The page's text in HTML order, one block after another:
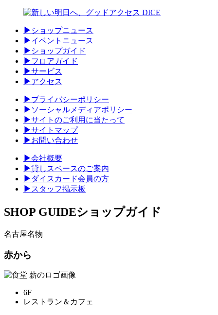
▶ ショップニュース
▶イベントニュース
▶ ショップガイド
▶フロアガイド
▶サービス
▶アクセス
▶プライバシーポリシー
▶ ソーシャルメディアポリシー
▶サイトのご利用に当たって
▶サイトマップ
▶お問い合わせ
▶会社概要
▶貸しスペースのご案内
▶ ダイスカード会員の方
▶ スタッフ掲示板
SHOP GUIDEショップガイド
名古屋名物
赤から
6F
レストラン＆カフェ